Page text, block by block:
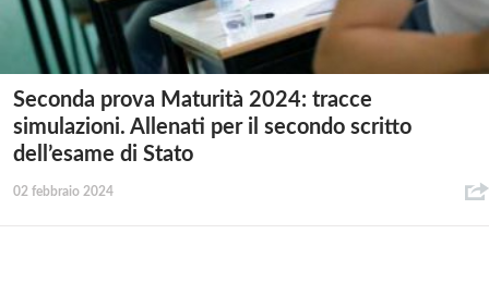
Seconda prova Maturità 2024: tracce
simulazioni. Allenati per il secondo scritto
dell’esame di Stato
02 febbraio 2024